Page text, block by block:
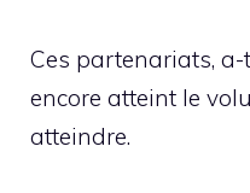
Ces partenariats, a-
encore atteint le
atteindre.